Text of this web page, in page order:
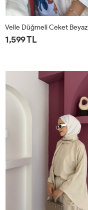
Velle Düğmeli Ceket Beyaz
1,599 TL